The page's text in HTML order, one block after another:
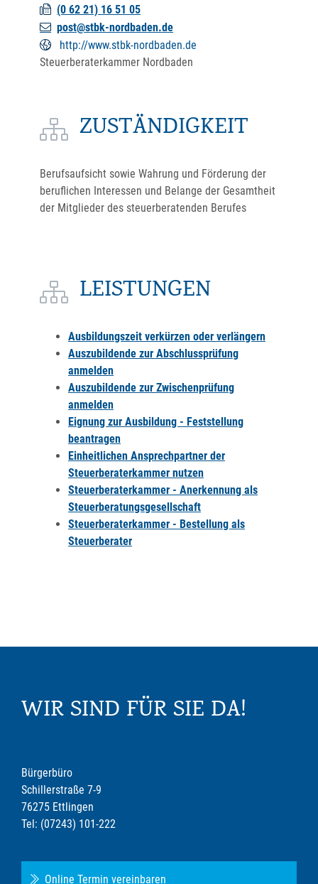
(0 62 21) 16 51 05
post@stbk-nordbaden.de
http://www.stbk-nordbaden.de
Steuerberaterkammer Nordbaden
ZUSTÄNDIGKEIT
Berufsaufsicht sowie Wahrung und Förderung der
beruflichen Interessen und Belange der Gesamtheit
der Mitglieder des steuerberatenden Berufes
LEISTUNGEN
Ausbildungszeit verkürzen oder verlängern
Auszubildende zur Abschlussprüfung
anmelden
Auszubildende zur Zwischenprüfung
anmelden
Eignung zur Ausbildung - Feststellung
beantragen
Einheitlichen Ansprechpartner der
Steuerberaterkammer nutzen
Steuerberaterkammer - Anerkennung als
Steuerberatungsgesellschaft
Steuerberaterkammer - Bestellung als
Steuerberater
WIR SIND FÜR SIE DA!
Bürgerbüro
Schillerstraße 7-9
76275 Ettlingen
Tel: (07243) 101-222
Online Termin vereinbaren